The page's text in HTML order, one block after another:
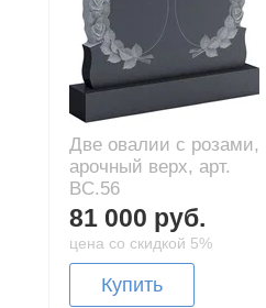
Две овалии с розами,
арочный верх, арт.
BC.56
81 000 руб.
цена со скидкой 5%
Купить